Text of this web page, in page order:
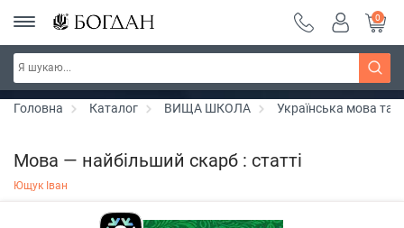
РОЗПРОДАЖ ~ 150 грн ~ 200 грн ~ 250 грн ~
300 грн ~ РОЗПРОДАЖ
Дізнатись більше
0
Головна Каталог ВИЩА ШКОЛА Українська мова та
Мова — найбільший скарб : статті
Ющук Іван